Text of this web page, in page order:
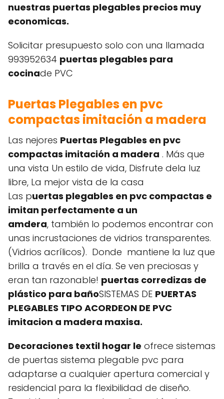
nuestras puertas plegables precios muy
economicas.
Solicitar presupuesto solo con una llamada
993952634 puertas plegables para
cocinade PVC
Puertas Plegables en pvc
compactas imitación a madera
Las nejores Puertas Plegables en pvc
compactas imitación a madera . Más que
una vista Un estilo de vida, Disfrute dela luz
libre, La mejor vista de la casa
Las puertas plegables en pvc compactas e
imitan perfectamente a un
amdera, también lo podemos encontrar con
unas incrustaciones de vidrios transparentes.
(Vidrios acrílicos). Donde mantiene la luz que
brilla a través en el día. Se ven preciosas y
eran tan razonable! puertas corredizas de
plástico para bañoSISTEMAS DE PUERTAS
PLEGABLES TIPO ACORDEON DE PVC
imitacion a madera maxisa.
Decoraciones textil hogar le ofrece sistemas
de puertas sistema plegable pvc para
adaptarse a cualquier apertura comercial y
residencial para la flexibilidad de diseño.